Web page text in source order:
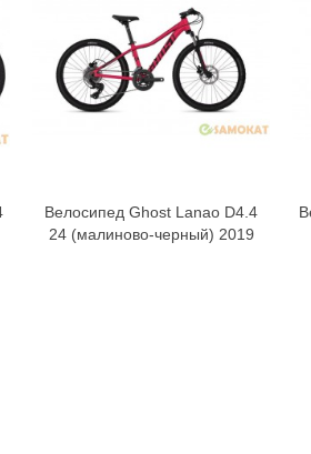
В корзину
Велосипед Ghost Lanao D4.4
24 (малиново-черный) 2019